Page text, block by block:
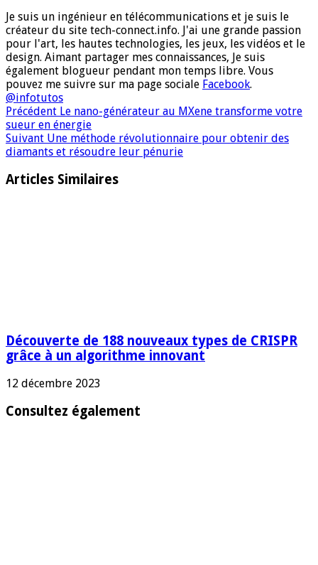
Je suis un ingénieur en télécommunications et je suis le
créateur du site tech-connect.info. J'ai une grande passion
pour l'art, les hautes technologies, les jeux, les vidéos et le
design. Aimant partager mes connaissances, Je suis
également blogueur pendant mon temps libre. Vous
pouvez me suivre sur ma page sociale Facebook.
@infotutos
Précédent Le nano-générateur au MXene transforme votre
sueur en énergie
Suivant Une méthode révolutionnaire pour obtenir des
diamants et résoudre leur pénurie
Articles Similaires
Découverte de 188 nouveaux types de CRISPR
grâce à un algorithme innovant
12 décembre 2023
Consultez également